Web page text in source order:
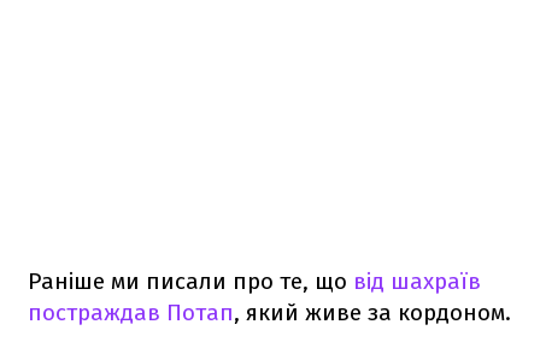
Раніше ми писали про те, що від шахраїв
постраждав Потап, який живе за кордоном.